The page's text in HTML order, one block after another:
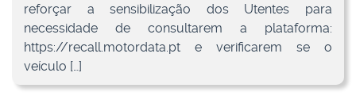
reforçar a sensibilização dos Utentes para
necessidade de consultarem a plataforma:
https://recall.motordata.pt e verificarem se o
veículo […]